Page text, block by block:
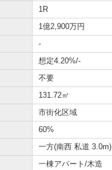
1R
1億2,900万円
-
想定4.20%/-
不要
131.72㎡
市街化区域
60%
一方(南西 私道 3.0m)
一棟アパート/木造